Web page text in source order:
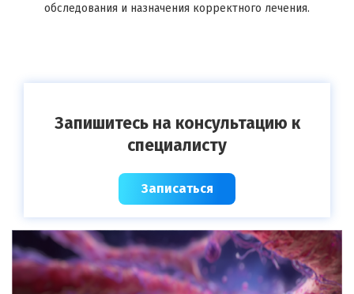
обследования и назначения корректного лечения.
Запишитесь на консультацию к
специалисту
Записаться